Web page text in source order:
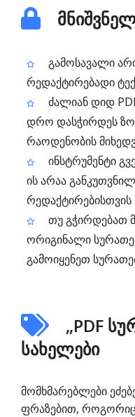
გამოსავალი
რედაქტირებადი
ძალიან დიდ
დრო დასჭირდეს
რაოდენობის
ინსტრუმენტი
ის არაა
რედაქტირებისთვის
თუ გჭირდებათ
ორიგინალი
გამოიყენეთ
„PDF
სახელები
მომხმარებლები
ფრაზებით,